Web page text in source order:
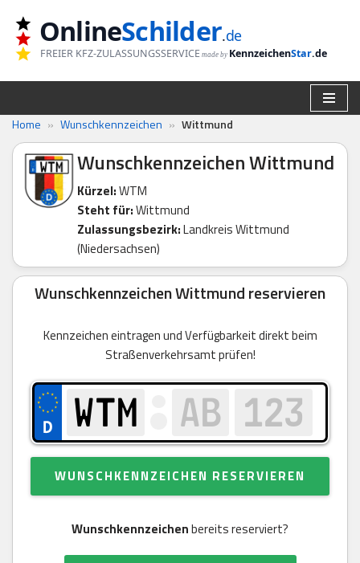
Zum
Inhalt
springen
OnlineSchilder.de
FREIER KFZ-ZULASSUNGSSERVICE made by KennzeichenStar.de
Home » Wunschkennzeichen » Wittmund
Wunschkennzeichen Wittmund
Kürzel:WTM
Steht für:Wittmund
Zulassungsbezirk:Landkreis Wittmund
(Niedersachsen)
Wunschkennzeichen Wittmund reservieren
Kennzeichen eintragen und Verfügbarkeit direkt beim
Straßenverkehrsamt prüfen!
WUNSCHKENNZEICHEN RESERVIEREN
Wunschkennzeichenbereits reserviert?